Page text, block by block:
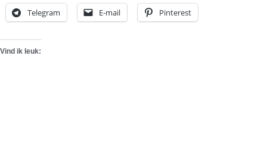
Telegram E-mail Pinterest
Vind ik leuk: